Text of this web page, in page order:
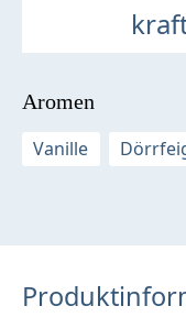
Aromen
Vanille